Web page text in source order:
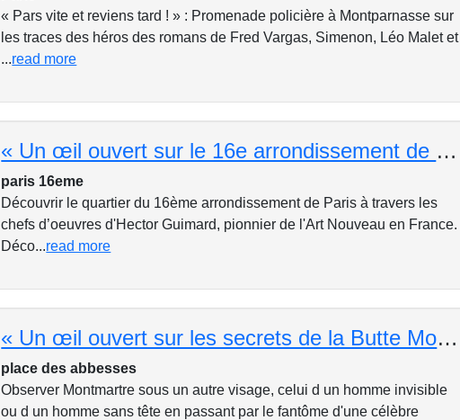
« Pars vite et reviens tard ! » : Promenade policière à Montparnasse sur
les traces des héros des romans de Fred Vargas, Simenon, Léo Malet et
...read more
« Un œil ouvert sur le 16e arrondissement de l’Architecture à l'Art Nouveau »
paris 16eme
Découvrir le quartier du 16ème arrondissement de Paris à travers les
chefs d’oeuvres d'Hector Guimard, pionnier de l'Art Nouveau en France.
Déco...read more
« Un œil ouvert sur les secrets de la Butte Montmartre »
place des abbesses
Observer Montmartre sous un autre visage, celui d un homme invisible
ou d un homme sans tête en passant par le fantôme d'une célèbre